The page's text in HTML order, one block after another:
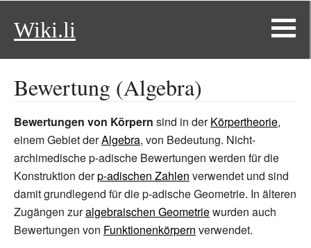
Wiki.li
Bewertung (Algebra)
Bewertungen von Körpern sind in derKörpertheorie,
einem Gebiet derAlgebra, von Bedeutung. Nicht-
archimedische p-adische Bewertungen werden für die
Konstruktion derp-adischen Zahlen verwendet und sind
damit grundlegend für die p-adische Geometrie. In älteren
Zugängen zuralgebraischen Geometriewurden auch
Bewertungen von Funktionenkörpern verwendet.